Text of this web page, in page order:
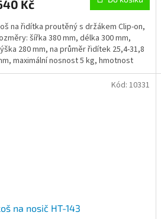
Kč
na řidítka proutěný s držákem Clip-on,
šířka 380 mm, délka 300 mm,
280 mm, na průměr řidítek 25,4-31,8
maximální nosnost 5 kg, hmotnost
g
na nosič HT-143
Kód: 10331